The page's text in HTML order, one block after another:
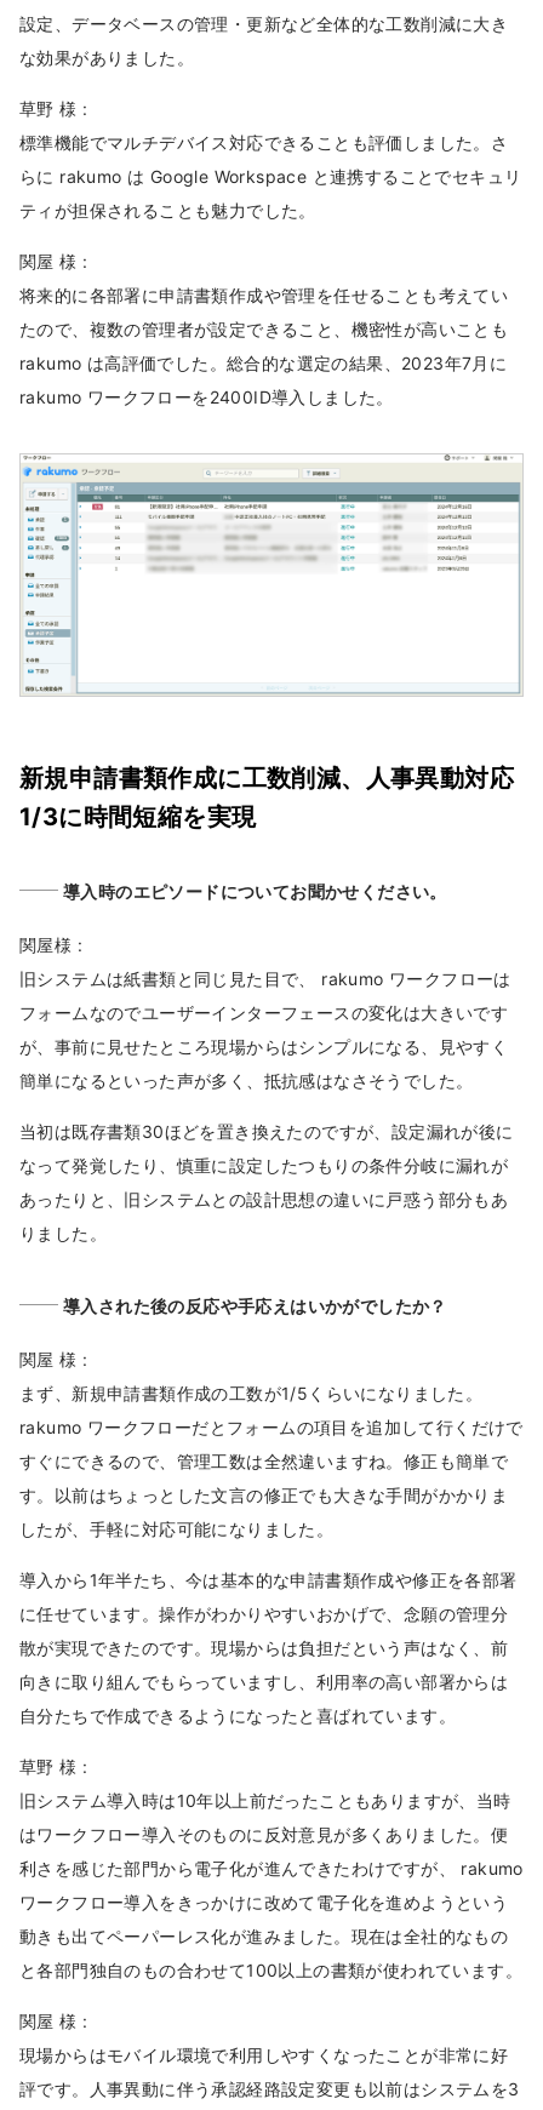
設定、データベースの管理・更新など全体的な工数削減に大き
な効果がありました。
草野 様 :
標準機能でマルチデバイス対応できることも評価しました。さ
らに rakumo は Google Workspace と連携することでセキュリ
ティが担保されることも魅力でした。
関屋 様 :
将来的に各部署に申請書類作成や管理を任せることも考えてい
たので、複数の管理者が設定できること、機密性が高いことも
rakumo は高評価でした。総合的な選定の結果、2023年7月に
rakumo ワークフローを2400ID導入しました。
新規申請書類作成に工数削減、人事異動対応
1/3に時間短縮を実現
導入時のエピソードについてお聞かせください。
関屋様 :
旧システムは紙書類と同じ見た目で、 rakumo ワークフローは
フォームなのでユーザーインターフェースの変化は大きいです
が、事前に見せたところ現場からはシンプルになる、見やすく
簡単になるといった声が多く、抵抗感はなさそうでした。
当初は既存書類30ほどを置き換えたのですが、設定漏れが後に
なって発覚したり、慎重に設定したつもりの条件分岐に漏れが
あったりと、旧システムとの設計思想の違いに戸惑う部分もあ
りました。
導入された後の反応や手応えはいかがでしたか？
関屋 様 :
まず、新規申請書類作成の工数が1/5くらいになりました。
rakumo ワークフローだとフォームの項目を追加して行くだけで
すぐにできるので、管理工数は全然違いますね。修正も簡単で
す。以前はちょっとした文言の修正でも大きな手間がかかりま
したが、手軽に対応可能になりました。
導入から1年半たち、今は基本的な申請書類作成や修正を各部署
に任せています。操作がわかりやすいおかげで、念願の管理分
散が実現できたのです。現場からは負担だという声はなく、前
向きに取り組んでもらっていますし、利用率の高い部署からは
自分たちで作成できるようになったと喜ばれています。
草野 様 :
旧システム導入時は10年以上前だったこともありますが、当時
はワークフロー導入そのものに反対意見が多くありました。便
利さを感じた部門から電子化が進んできたわけですが、 rakumo
ワークフロー導入をきっかけに改めて電子化を進めようという
動きも出てペーパーレス化が進みました。現在は全社的なもの
と各部門独自のもの合わせて100以上の書類が使われています。
関屋 様 :
現場からはモバイル環境で利用しやすくなったことが非常に好
評です。人事異動に伴う承認経路設定変更も以前はシステムを3